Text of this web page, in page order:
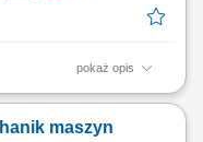
pokaż opis
do pojazdów
i łączenie profili
maszyn